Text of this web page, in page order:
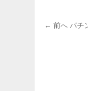
ー
投
← 前へ 前
パチ